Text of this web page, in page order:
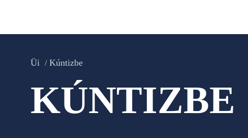
Üi Kúntizbe
KÚNTIZBE